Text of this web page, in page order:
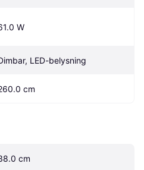
W
LED-belysning
cm
cm